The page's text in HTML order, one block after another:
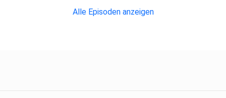
Alle Episoden anzeigen